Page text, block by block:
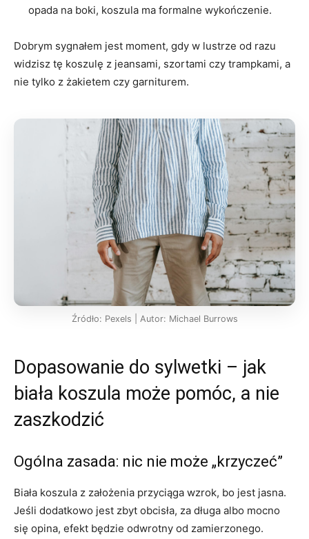
opada na boki, koszula ma formalne wykończenie.
Dobrym sygnałem jest moment, gdy w lustrze od razu
widzisz tę koszulę z jeansami, szortami czy trampkami, a
nie tylko z żakietem czy garniturem.
Źródło: Pexels | Autor: Michael Burrows
Dopasowanie do sylwetki – jak
biała koszula może pomóc, a nie
zaszkodzić
Ogólna zasada: nic nie może „krzyczeć”
Biała koszula z założenia przyciąga wzrok, bo jest jasna.
Jeśli dodatkowo jest zbyt obcisła, za długa albo mocno
się opina, efekt będzie odwrotny od zamierzonego.